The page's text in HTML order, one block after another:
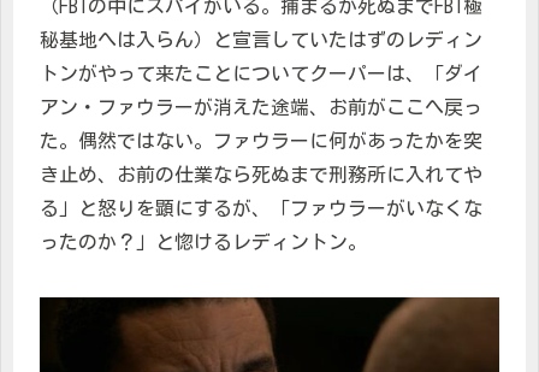
（FBIの中にスパイがいる。捕まるか死ぬまでFBI極
秘基地へは入らん）と宣言していたはずのレディン
トンがやって来たことについてクーパーは、「ダイ
アン・ファウラーが消えた途端、お前がここへ戻っ
た。偶然ではない。ファウラーに何があったかを突
き止め、お前の仕業なら死ぬまで刑務所に入れてや
る」と怒りを顕にするが、「ファウラーがいなくな
ったのか？」と惚けるレディントン。